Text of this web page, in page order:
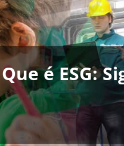
é ESG: